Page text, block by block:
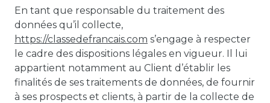
En tant que responsable du traitement des
données qu’il collecte,
https://classedefrancais.com s’engage à respecter
le cadre des dispositions légales en vigueur. Il lui
appartient notamment au Client d’établir les
finalités de ses traitements de données, de fournir
à ses prospects et clients, à partir de la collecte de